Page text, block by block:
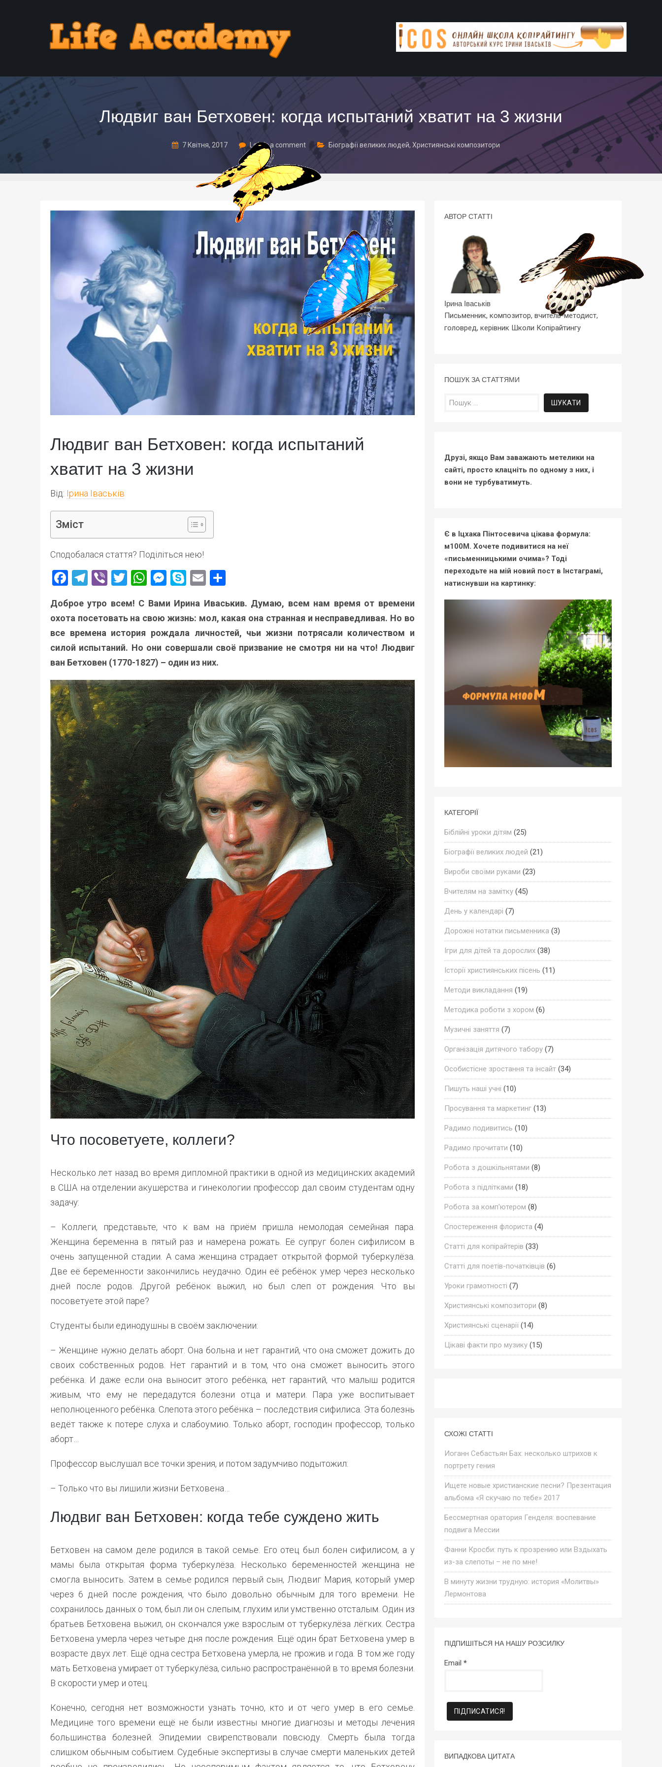
Людвиг ван Бетховен: когда испытаний хватит на 3 жизни
7 Квітня, 2017 Leave a comment Біографії великих людей, Християнські композитори
Людвиг ван Бетховен: когда испытаний
хватит на 3 жизни
Від: Ірина Іваськів
Зміст
Сподобалася стаття? Поділіться нею!
Facebook
Telegram
ViberTwitter
WhatsApp
Messenger
Skype
Email
Доброе утро всем! С Вами Ирина Иваськив. Думаю, всем нам время от времени
охота посетовать на свою жизнь: мол, какая она странная и несправедливая. Но во
все времена история рождала личностей, чьи жизни потрясали количеством и
силой испытаний. Но они совершали своё призвание не смотря ни на что! Людвиг
ван Бетховен (1770-1827) – один из них.
Что посоветуете, коллеги?
Несколько лет назад во время дипломной практики в одной из медицинских академий
в США на отделении акушерства и гинекологии профессор дал своим студентам одну
задачу:
– Коллеги, представьте, что к вам на приём пришла немолодая семейная пара.
Женщина беременна в пятый раз и намерена рожать. Её супруг болен сифилисом в
очень запущенной стадии. А сама женщина страдает открытой формой туберкулёза.
Две её беременности закончились неудачно. Один её ребёнок умер через несколько
дней после родов. Другой ребёнок выжил, но был слеп от рождения. Что вы
посоветуете этой паре?
Студенты были единодушны в своём заключении:
– Женщине нужно делать аборт. Она больна и нет гарантий, что она сможет дожить до
своих собственных родов. Нет гарантий и в том, что она сможет выносить этого
ребёнка. И даже если она выносит этого ребёнка, нет гарантий, что малыш родится
живым, что ему не передадутся болезни отца и матери. Пара уже воспитывает
неполноценного ребёнка. Слепота этого ребёнка – последствия сифилиса. Эта болезнь
ведёт также к потере слуха и слабоумию. Только аборт, господин профессор, только
аборт…
Профессор выслушал все точки зрения, и потом задумчиво подытожил:
– Только что вы лишили жизни Бетховена…
Людвиг ван Бетховен: когда тебе суждено жить
Бетховен на самом деле родился в такой семье. Его отец был болен сифилисом, а у
мамы была открытая форма туберкулёза. Несколько беременностей женщина не
смогла выносить. Затем в семье родился первый сын, Людвиг Мария, который умер
через 6 дней после рождения, что было довольно обычным для того времени. Не
сохранилось данных о том, был ли он слепым, глухим или умственно отсталым. Один из
братьев Бетховена выжил, он скончался уже взрослым от туберкулёза лёгких. Сестра
Бетховена умерла через четыре дня после рождения. Ещё один брат Бетховена умер в
возрасте двух лет. Ещё одна сестра Бетховена умерла, не прожив и года. В том же году
мать Бетховена умирает от туберкулёза, сильно распространённой в то время болезни.
В скорости умер и отец.
Конечно, сегодня нет возможности узнать точно, кто и от чего умер в его семье.
Медицине того времени ещё не были известны многие диагнозы и методы лечения
большинства болезней. Эпидемии свирепствовали повсюду. Смерть была тогда
слишком обычным событием. Судебные экспертизы в случае смерти маленьких детей
АВТОР СТАТТІ
Ірина Іваськів
Письменник, композитор, вчитель-методист,
головред, керівник Школи Копірайтингу
ПОШУК ЗА СТАТТЯМИ
Пошук:
Друзі, якщо Вам заважають метелики на
сайті, просто клацніть по одному з них, і
вони не турбуватимуть.
Є в Іцхака Пінтосевича цікава формула:
м100М. Хочете подивитися на неї
«письменницькими очима»? Тоді
переходьте на мій новий пост в Інстаграмі,
натиснувши на картинку:
КАТЕГОРІЇ
Біблійні уроки дітям (25)
Біографії великих людей (21)
Вироби своїми руками (23)
Вчителям на замітку(45)
День у календарі (7)
Дорожні нотатки письменника (3)
Ігри для дітей та дорослих(38)
Історії християнських пісень (11)
Методи викладання (19)
Методика роботи з хором (6)
Музичні заняття (7)
Організація дитячого табору(7)
Особистісне зростання та інсайт(34)
Пишуть наші учні (10)
Просування та маркетинг(13)
Радимо подивитись (10)
Радимо прочитати (10)
Робота з дошкільнятами (8)
Робота з підлітками (18)
Робота за комп'ютером (8)
Спостереження флориста (4)
Статті для копірайтерів (33)
Статті для поетів-початківців (6)
Уроки грамотності (7)
Християнські композитори (8)
Християнські сценарії(14)
Цікаві факти про музику(15)
СХОЖІ СТАТТІ
Иоганн Себастьян Бах: несколько штрихов к
портрету гения
Ищете новые христианские песни? Презентация
альбома «Я скучаю по тебе» 2017
Бессмертная оратория Генделя: воспевание
подвига Мессии
Фанни Кросби: путь к прозрению или Вздыхать
из-за слепоты – не по мне!
В минуту жизни трудную: история «Молитвы»
Лермонтова
ПІДПИШІТЬСЯ НА НАШУ РОЗСИЛКУ
Email *
ВИПАДКОВА ЦИТАТА